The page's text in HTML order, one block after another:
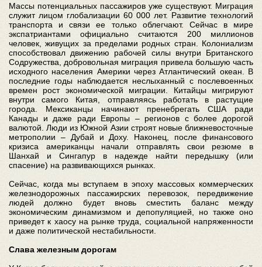
Массы потенциальных пассажиров уже существуют. Миграция
служит лицом глобализации 60 000 лет. Развитие технологий
транспорта и связи ее только облегчают. Сейчас в мире
экспатриантами официально считаются 200 миллионов
человек, живущих за пределами родных стран. Колониализм
способствовал движению рабочей силы внутри Британского
Содружества, добровольная миграция привела большую часть
исходного населения Америки через Атлантический океан. В
последние годы наблюдается неслыханный с послевоенных
времен рост экономической миграции. Китайцы мигрируют
внутри самого Китая, отправляясь работать в растущие
города. Мексиканцы начинают пренебрегать США ради
Канады и даже ради Европы – регионов с более дорогой
валютой. Люди из Южной Азии строят новые ближневосточные
метрополии – Дубай и Доху. Наконец, после финансового
кризиса американцы начали отправлять свои резюме в
Шанхай и Сингапур в надежде найти передышку (или
спасение) на развивающихся рынках.
Сейчас, когда мы вступаем в эпоху массовых коммерческих
железнодорожных пассажирских перевозок, передвижение
людей должно будет вновь сместить баланс между
экономическим динамизмом и депопуляцией, но также оно
приведет к хаосу на рынке труда, социальной напряженности
и даже политической нестабильности.
Слава железным дорогам